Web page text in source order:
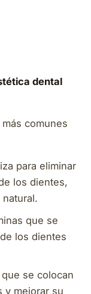
dental
comunes
para eliminar
los dientes,
que se
los dientes
se colocan
y mejorar su